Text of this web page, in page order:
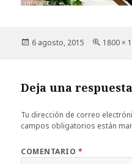
Publicado
6 agosto, 2015
Tamaño
1800 ×
Deja una respuesta
Tu dirección de correo
campos obligatorios están
COMENTARIO *